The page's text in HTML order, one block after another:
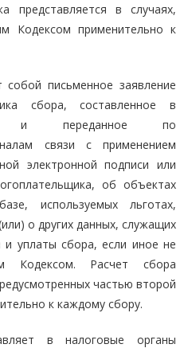
представляется в случаях,
Кодексом применительно к
собой письменное заявление
сбора, составленное в
и переданное по
связи с применением
электронной подписи или
об объектах
используемых льготах,
о других данных, служащих
и уплаты сбора, если иное не
Кодексом. Расчет сбора
частью второй
к каждому сбору.
в налоговые органы